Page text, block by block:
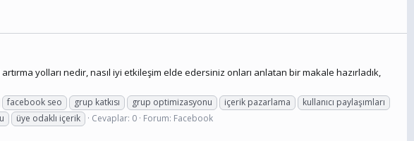
yolları nedir, nasıl iyi etkileşim elde edersiniz onları anlatan bir makale hazırladık,
facebook seo grup katkısı grup optimizasyonu içerik pazarlama
kullanıcı paylaşımları
üye odaklı içerik Cevaplar: 0 Forum: Facebook